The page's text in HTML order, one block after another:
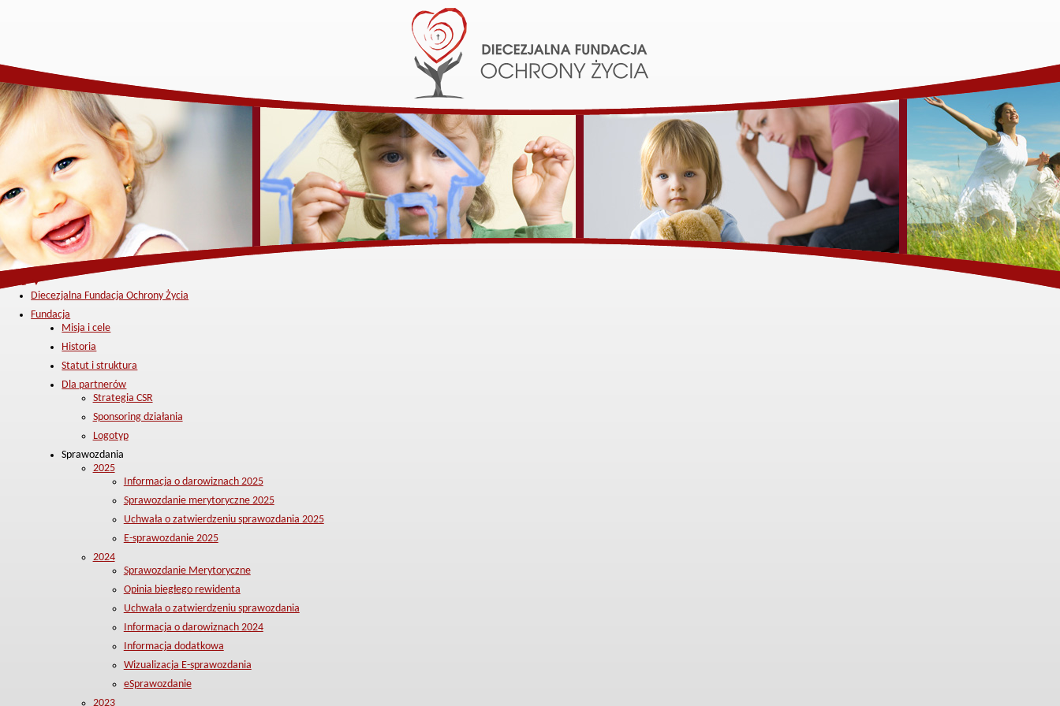
Menu ▼
Diecezjalna Fundacja Ochrony Życia
Fundacja
Misja i cele
Historia
Statut i struktura
Dla partnerów
Strategia CSR
Sponsoring działania
Logotyp
Sprawozdania
2025
Informacja o darowiznach 2025
Sprawozdanie merytoryczne 2025
Uchwała o zatwierdzeniu sprawozdania 2025
E-sprawozdanie 2025
2024
Sprawozdanie Merytoryczne
Opinia biegłego rewidenta
Uchwała o zatwierdzeniu sprawozdania
Informacja o darowiznach 2024
Informacja dodatkowa
Wizualizacja E-sprawozdania
eSprawozdanie
2023